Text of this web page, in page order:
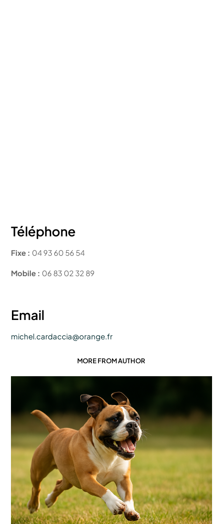
Téléphone
Fixe : 04 93 60 56 54
Mobile : 06 83 02 32 89
Email
michel.cardaccia@orange.fr
MORE FROM AUTHOR